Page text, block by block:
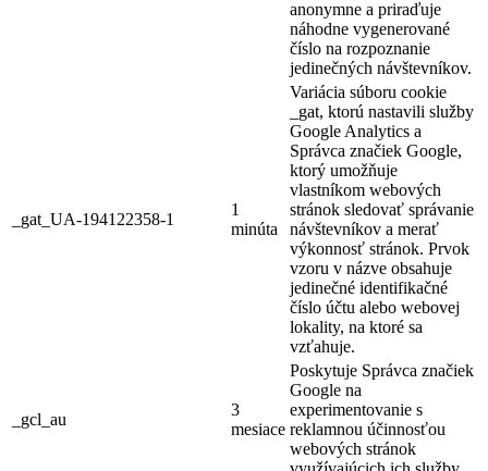
anonymne a priraďuje
náhodne vygenerované
číslo na rozpoznanie
jedinečných návštevníkov.
_gat_UA-194122358-1
1
minúta
Variácia súboru cookie
_gat, ktorú nastavili služby
Google Analytics a
Správca značiek Google,
ktorý umožňuje
vlastníkom webových
stránok sledovať správanie
návštevníkov a merať
výkonnosť stránok. Prvok
vzoru v názve obsahuje
jedinečné identifikačné
číslo účtu alebo webovej
lokality, na ktoré sa
vzťahuje.
_gcl_au
3
mesiace
Poskytuje Správca značiek
Google na
experimentovanie s
reklamnou účinnosťou
webových stránok